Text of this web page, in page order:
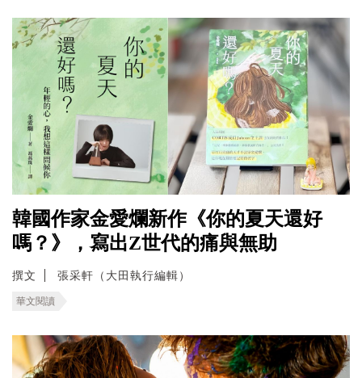
韓國作家金愛爛新作《你的夏天還好
嗎？》，寫出Z世代的痛與無助
撰文 張采軒（大田執行編輯）
華文閱讀